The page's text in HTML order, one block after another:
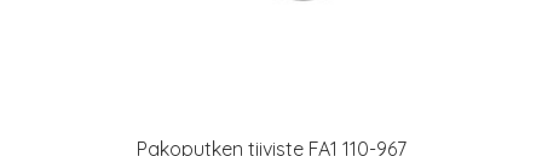
Pakoputken tiiviste FA1 110-967